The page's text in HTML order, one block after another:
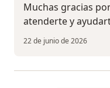
Muchas gracias
atenderte y
22 de junio de 2026